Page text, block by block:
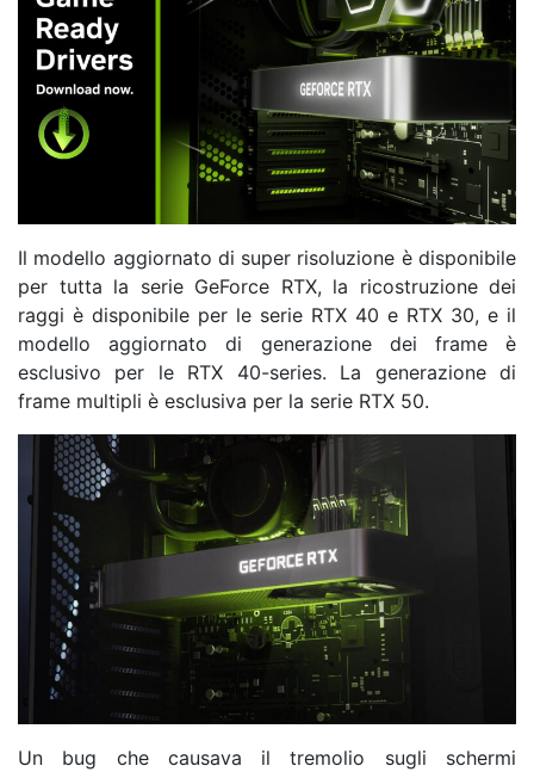
Il modello aggiornato di super risoluzione è disponibile
per tutta la serie GeForce RTX, la ricostruzione dei
raggi è disponibile per le serie RTX 40 e RTX 30, e il
modello aggiornato di generazione dei frame è
esclusivo per le RTX 40-series. La generazione di
frame multipli è esclusiva per la serie RTX 50.
Un bug che causava il tremolio sugli schermi